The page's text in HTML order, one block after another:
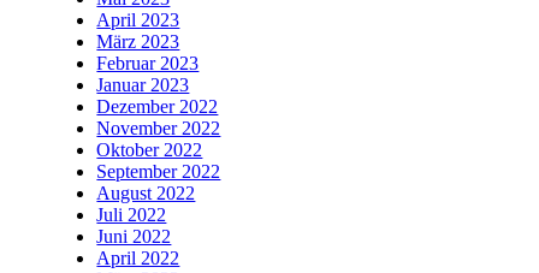
April 2023
März 2023
Februar 2023
Januar 2023
Dezember 2022
November 2022
Oktober 2022
September 2022
August 2022
Juli 2022
Juni 2022
April 2022